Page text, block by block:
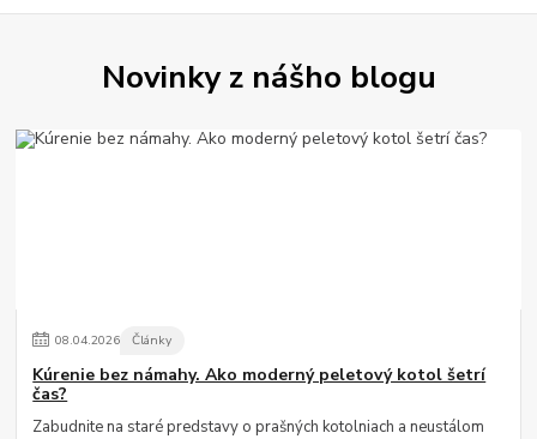
Novinky z nášho blogu
08.04.2026 Články
Kúrenie bez námahy. Ako moderný peletový kotol šetrí
čas?
Zabudnite na staré predstavy o prašných kotolniach a neustálom